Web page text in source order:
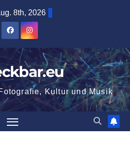
8th, 2026
Kultur und Musik